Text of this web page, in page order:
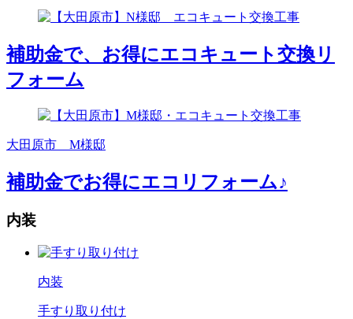
補助金で、お得にエコキュート交換リ
フォーム
大田原市 M様邸
補助金でお得にエコリフォーム♪
内装
内装
手すり取り付け